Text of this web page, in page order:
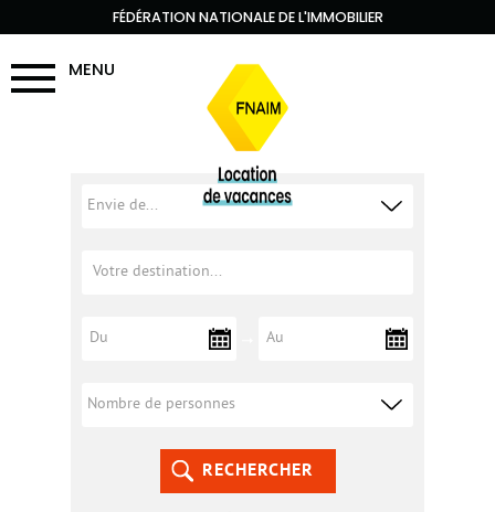
FÉDÉRATION NATIONALE DE L'IMMOBILIER
MENU
RECHERCHER